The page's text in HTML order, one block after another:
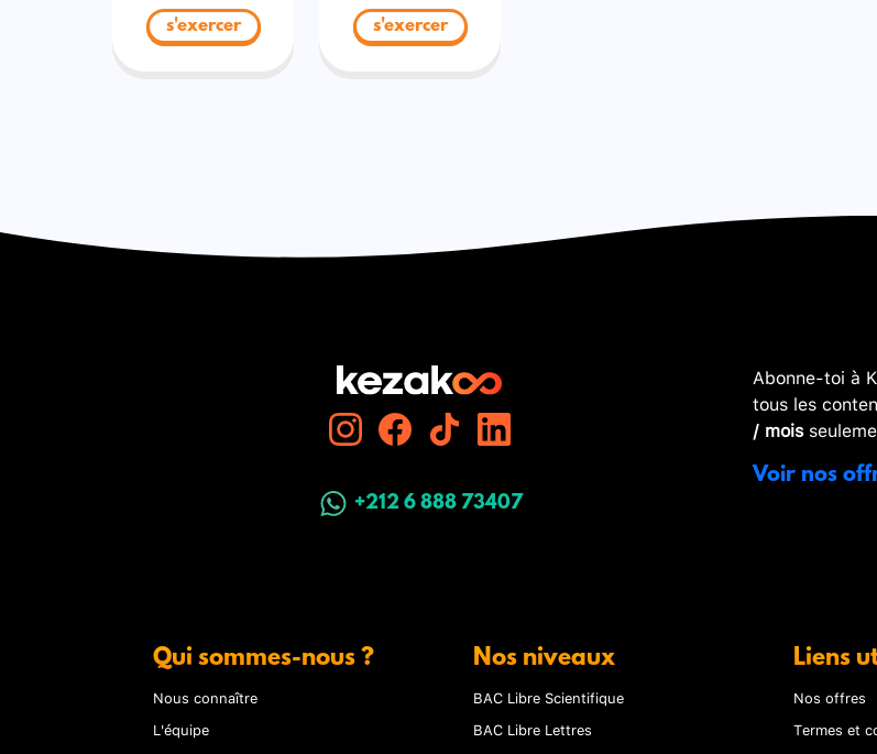
s'exercer s'exercer
+212 6 888 73407
Abonne-toi à
tous les
/ mois
Voir nos
Qui sommes-nous ?
Nous connaître
L'équipe
Nos niveaux
BAC Libre Scientifique
BAC Libre Lettres
Liens
Nos offres
Termes et